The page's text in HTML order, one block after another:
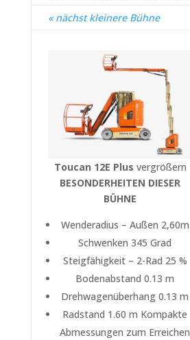
« nächst kleinere Bühne
Toucan 12E Plus vergrößern
BESONDERHEITEN DIESER
BÜHNE
Wenderadius – Außen 2,60m
Schwenken 345 Grad
Steigfähigkeit – 2-Rad 25 %
Bodenabstand 0.13 m
Drehwagenüberhang 0.13 m
Radstand 1.60 m Kompakte
Abmessungen zum Erreichen